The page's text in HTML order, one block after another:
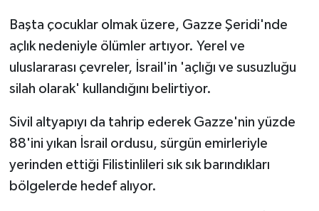
Başta çocuklar olmak üzere, Gazze Şeridi'nde
açlık nedeniyle ölümler artıyor. Yerel ve
uluslararası çevreler, İsrail'in 'açlığı ve susuzluğu
silah olarak' kullandığını belirtiyor.
Sivil altyapıyı da tahrip ederek Gazze'nin yüzde
88'ini yıkan İsrail ordusu, sürgün emirleriyle
yerinden ettiği Filistinlileri sık sık barındıkları
bölgelerde hedef alıyor.